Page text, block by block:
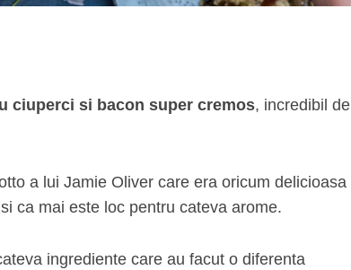
ciuperci si bacon super cremos, incredibil de
a lui Jamie Oliver care era oricum delicioasa
ca mai este loc pentru cateva arome.
ingrediente care au facut o diferenta